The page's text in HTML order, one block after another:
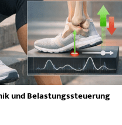
und Belastungssteuerung